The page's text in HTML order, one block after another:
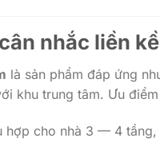
nhắc liền
là sản phẩm đáp ứng
khu trung tâm. Ưu
hợp cho nhà 3 — 4